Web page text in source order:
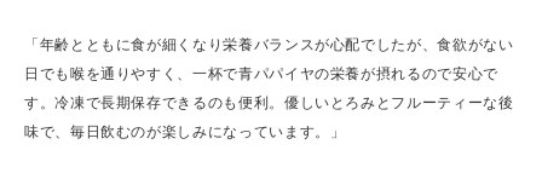
「年齢とともに食が細くなり栄養バランスが心配でしたが、食欲がない
日でも喉を通りやすく、一杯で青パパイヤの栄養が摂れるので安心で
す。冷凍で長期保存できるのも便利。優しいとろみとフルーティーな後
味で、毎日飲むのが楽しみになっています。」